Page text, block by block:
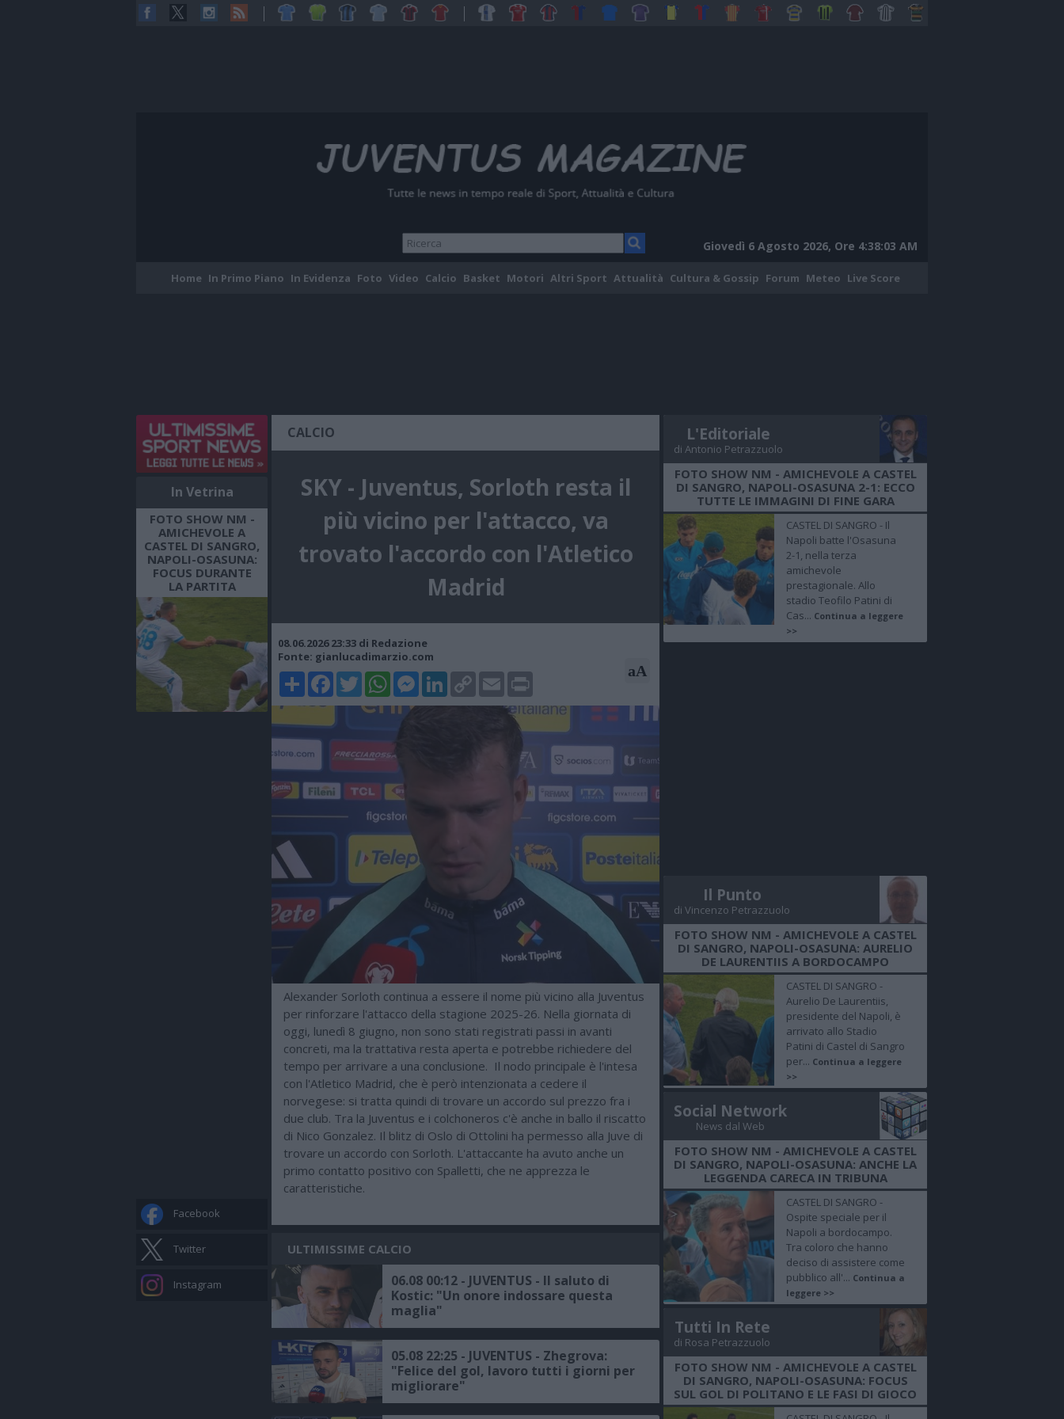
Giovedì 6 Agosto 2026, Ore 4:38:04 AM
Home In Primo Piano In Evidenza Foto Video Calcio Basket Motori Altri Sport Attualità Cultura & Gossip Forum Meteo Live Score
In Vetrina
FOTO SHOW NM -
AMICHEVOLE A
CASTEL DI SANGRO,
NAPOLI-OSASUNA:
FOCUS DURANTE
LA PARTITA
Facebook
Twitter
Instagram
CALCIO
SKY - Juventus, Sorloth resta il
più vicino per l'attacco, va
trovato l'accordo con l'Atletico
Madrid
08.06.2026 23:33 di Redazione
Fonte: gianlucadimarzio.com
ShareFacebookTwitterWhatsAppMessenger
LinkedIn
Copy
Link
Email Print aA
Alexander Sorloth continua a essere il nome più vicino alla Juventus
per rinforzare l'attacco della stagione 2025-26. Nella giornata di
oggi, lunedì 8 giugno, non sono stati registrati passi in avanti
concreti, ma la trattativa resta aperta e potrebbe richiedere del
tempo per arrivare a una conclusione. Il nodo principale è l'intesa
con l'Atletico Madrid, che è però intenzionata a cedere il
norvegese: si tratta quindi di trovare un accordo sul prezzo fra i
due club. Tra la Juventus e i colchoneros c'è anche in ballo il riscatto
di Nico Gonzalez. Il blitz di Oslo di Ottolini ha permesso alla Juve di
trovare un accordo con Sorloth. L'attaccante ha avuto anche un
primo contatto positivo con Spalletti, che ne apprezza le
caratteristiche.
ULTIMISSIME CALCIO
06.08 00:12 - JUVENTUS - Il saluto di
Kostic: "Un onore indossare questa
maglia"
05.08 22:25 - JUVENTUS - Zhegrova:
"Felice del gol, lavoro tutti i giorni per
migliorare"
L'Editoriale
di Antonio Petrazzuolo
FOTO SHOW NM - AMICHEVOLE A CASTEL
DI SANGRO, NAPOLI-OSASUNA 2-1: ECCO
TUTTE LE IMMAGINI DI FINE GARA
CASTEL DI SANGRO - Il
Napoli batte l'Osasuna
2-1, nella terza
amichevole
prestagionale. Allo
stadio Teofilo Patini di
Cas... Continua a leggere
>>
Il Punto
di Vincenzo Petrazzuolo
FOTO SHOW NM - AMICHEVOLE A CASTEL
DI SANGRO, NAPOLI-OSASUNA: AURELIO
DE LAURENTIIS A BORDOCAMPO
CASTEL DI SANGRO -
Aurelio De Laurentiis,
presidente del Napoli, è
arrivato allo Stadio
Patini di Castel di Sangro
per... Continua a leggere
>>
Social Network
News dal Web
FOTO SHOW NM - AMICHEVOLE A CASTEL
DI SANGRO, NAPOLI-OSASUNA: ANCHE LA
LEGGENDA CARECA IN TRIBUNA
CASTEL DI SANGRO -
Ospite speciale per il
Napoli a bordocampo.
Tra coloro che hanno
deciso di assistere come
pubblico all'... Continua a
leggere >>
Tutti In Rete
di Rosa Petrazzuolo
FOTO SHOW NM - AMICHEVOLE A CASTEL
DI SANGRO, NAPOLI-OSASUNA: FOCUS
SUL GOL DI POLITANO E LE FASI DI GIOCO